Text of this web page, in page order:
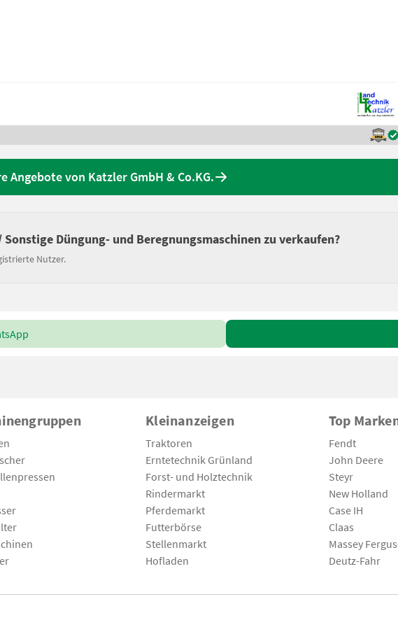
Angebote von Katzler GmbH & Co.KG.
Düngung- und Beregnungsmaschinen zu verkaufen?
Nutzer.
Kleinanzeigen
Traktoren
Erntetechnik Grünland
Forst- und Holztechnik
Rindermarkt
Pferdemarkt
Futterbörse
Stellenmarkt
Hofladen
Top
Fendt
John Deere
Steyr
New Holland
Case IH
Claas
Massey
Deutz-Fahr